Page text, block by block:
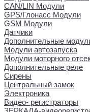
CAN/LIN Модули
GPS/Глонасс Модули
GSM Модули
Датчики
Дополнительные
Модули автозапуска
Модули моторного
Дополнительные реле
Сирены
Центральный замок
Электроника
Видео- регистраторы